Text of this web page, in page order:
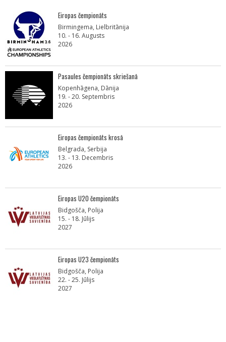
Eiropas čempionāts
Birmingema, Lielbritānija
10. - 16. Augusts
2026
Pasaules čempionāts skriešanā
Kopenhāgena, Dānija
19. - 20. Septembris
2026
Eiropas čempionāts krosā
Belgrada, Serbija
13. - 13. Decembris
2026
Eiropas U20 čempionāts
Bidgošča, Polija
15. - 18. Jūlijs
2027
Eiropas U23 čempionāts
Bidgošča, Polija
22. - 25. Jūlijs
2027